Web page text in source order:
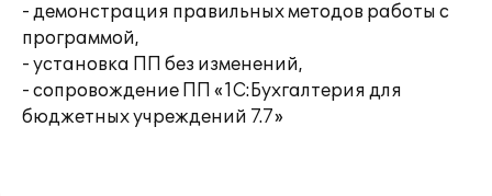
- демонстрация правильных методов работы с
программой,
- установка ПП без изменений,
- сопровождение ПП «1С:Бухгалтерия для
бюджетных учреждений 7.7»